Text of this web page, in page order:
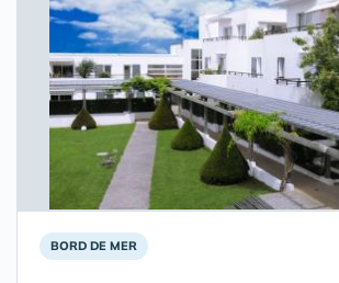
BORD DE MER